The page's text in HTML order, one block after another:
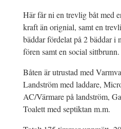
Här får ni en trevlig båt med
kraft än orignial, samt en
bäddar fördelat på 2 bäddar i
fören samt en social sittbrunn.
Båten är utrustad med
Landström med laddare,
AC/Värmare på landström,
Toalett med septiktan m.m.